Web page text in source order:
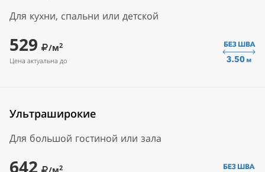
Для кухни, спальни или детской
529 /м2
Цена актуальна до
Ультраширокие
Для большой гостиной или зала
642 2